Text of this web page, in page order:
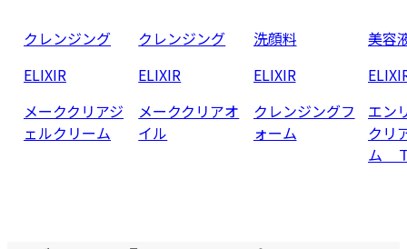
クレンジング
ELIXIR
メーククリアジ
ェルクリーム
クレンジング
ELIXIR
メーククリアオ
イル
洗顔料
ELIXIR
クレンジングフ
ォーム
美容
エン
クリ
ム